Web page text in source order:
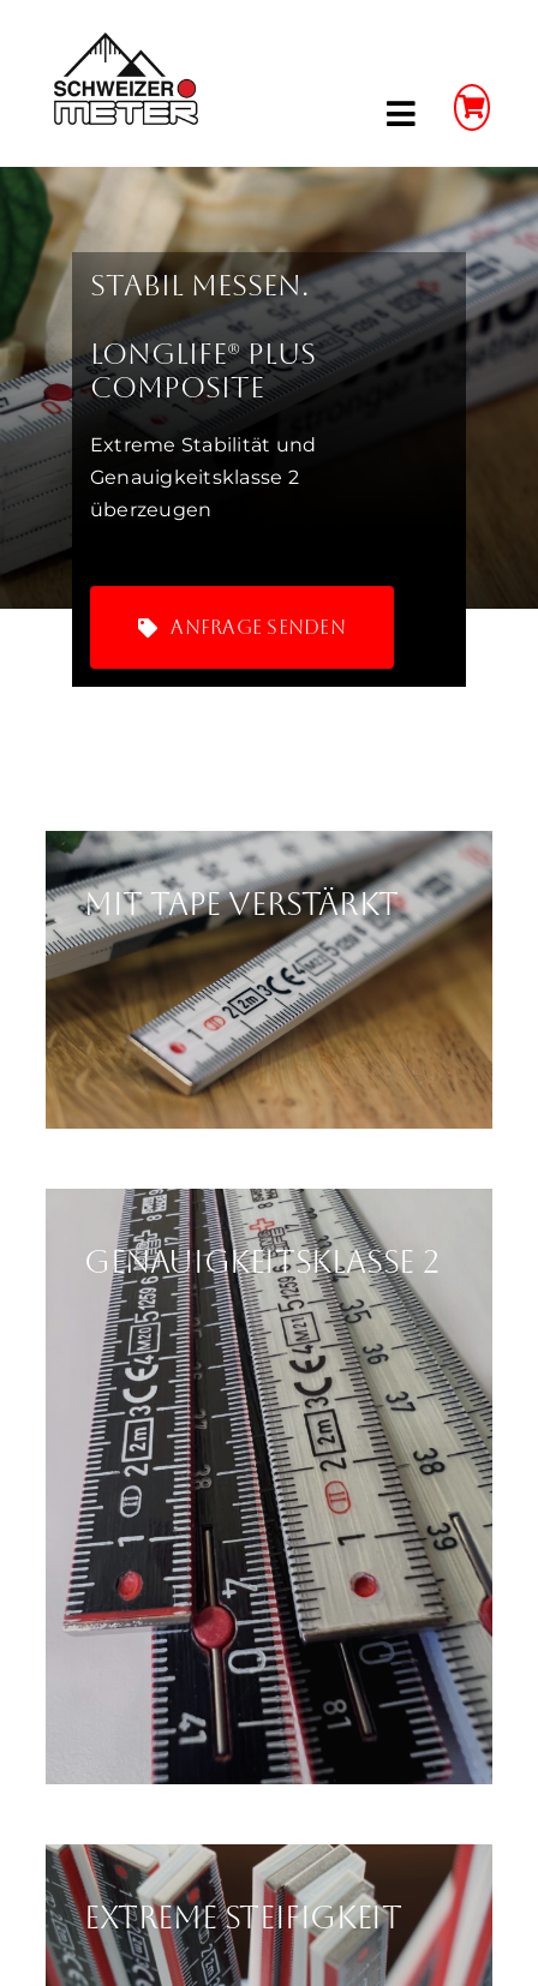
content
Toggle
Shop
LongLife Meterstäbe
Schieblehren
Unser Unternehmen
Weitere Infos
Kontakt
Stabil messen.
LongLife® Plus
Composite
Extreme Stabilität und
Genauigkeitsklasse 2
überzeugen
Anfrage senden
Mit Tape verstärkt
Genauigkeitsklasse 2
Extreme Steifigkeit